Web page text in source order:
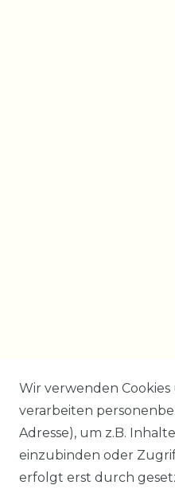
Wir verwenden
verarbeiten
Adresse), um z.B.
einzubinden oder
erfolgt erst durch